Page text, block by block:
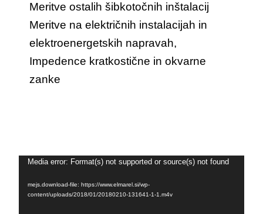
Meritve ostalih šibkotočnih inštalacij
Meritve na električnih instalacijah in
elektroenergetskih napravah,
Impedence kratkostične in okvarne
zanke
Video
Media error: Format(s) not supported or source(s) not found
mejs.download-file: https://www.elmarel.si/wp-
content/uploads/2018/01/20180210-131641-1-1.m4v